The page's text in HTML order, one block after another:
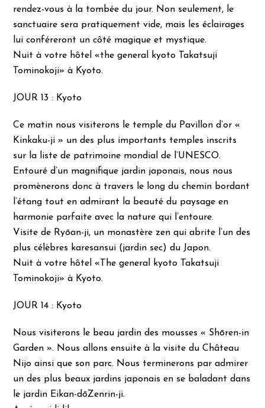
rendez-vous à la tombée du jour. Non seulement, le
sanctuaire sera pratiquement vide, mais les éclairages
lui conféreront un côté magique et mystique.
Nuit à votre hôtel «the general kyoto Takatsuji
Tominokoji» à Kyoto.
JOUR 13 : Kyoto
Ce matin nous visiterons le temple du Pavillon d’or «
Kinkaku-ji » un des plus importants temples inscrits
sur la liste de patrimoine mondial de l’UNESCO.
Entouré d’un magnifique jardin japonais, nous nous
promènerons donc à travers le long du chemin bordant
l’étang tout en admirant la beauté du paysage en
harmonie parfaite avec la nature qui l’entoure.
Visite de Ryōan-ji, un monastère zen qui abrite l’un des
plus célèbres karesansui (jardin sec) du Japon.
Nuit à votre hôtel «The general kyoto Takatsuji
Tominokoji» à Kyoto.
JOUR 14 : Kyoto
Nous visiterons le beau jardin des mousses « Shōren-in
Garden ». Nous allons ensuite à la visite du Château
Nijo ainsi que son parc. Nous terminerons par admirer
un des plus beaux jardins japonais en se baladant dans
le jardin Eikan-dōZenrin-ji.